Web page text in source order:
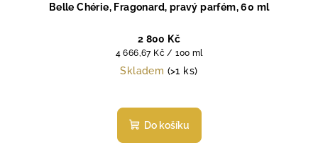
Belle Chérie, Fragonard, pravý parfém, 60 ml
2 800 Kč
Měrná
cena:
4 666,67 Kč / 100 ml
Skladem (>1 ks)
hodnocení
produktu
Do košíku